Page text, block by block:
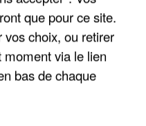
annonce un "travail
rentrée.
que pour ce site.
choix, ou retirer
via le lien
bas de chaque